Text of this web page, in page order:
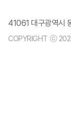
41061 대구광역시
COPYRIGHT ⓒ